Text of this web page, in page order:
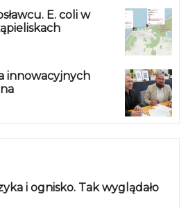
E. coli w
innowacyjnych
i ognisko. Tak wyglądało